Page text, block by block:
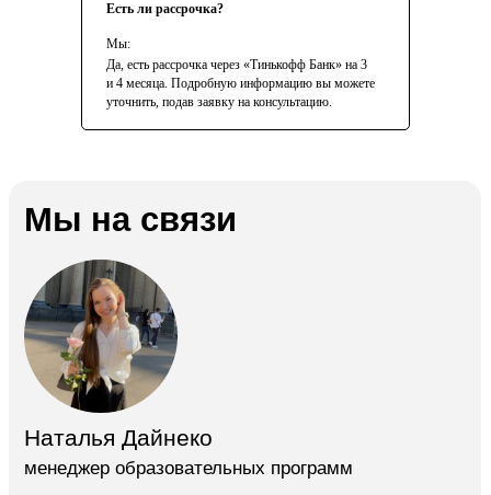
Есть ли рассрочка?
Мы:
Да, есть рассрочка через «Тинькофф Банк» на 3
и 4 месяца. Подробную информацию вы можете
уточнить, подав заявку на консультацию.
Финансовое
моделирование
Визуализация в Tableau
Бизнес-процессы
Партнерам
Корпоративным
Правовая информация
лицензия
О нашей школе
Контакты
Сведения
об образовательной
организации